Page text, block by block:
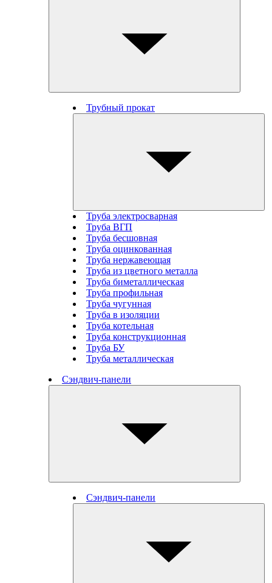
Трубный прокат
Труба электросварная
Труба ВГП
Труба бесшовная
Труба оцинкованная
Труба нержавеющая
Труба из цветного металла
Труба биметаллическая
Труба профильная
Труба чугунная
Труба в изоляции
Труба котельная
Труба конструкционная
Труба БУ
Труба металлическая
Сэндвич-панели
Сэндвич-панели